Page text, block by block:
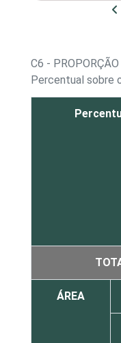
C6 -
Percentual sobre
ÁREA